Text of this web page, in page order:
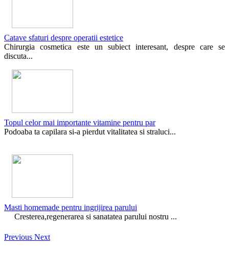
Catave sfaturi despre operatii estetice
Chirurgia cosmetica este un subiect interesant, despre care se
discuta...
Topul celor mai importante vitamine pentru par
Podoaba ta capilara si-a pierdut vitalitatea si straluci...
Masti homemade pentru ingrijirea parului
Cresterea,regenerarea si sanatatea parului nostru ...
Previous Next